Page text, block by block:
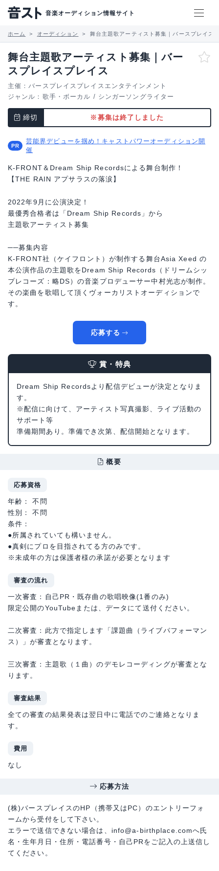
音楽オーディション情報サイト
ホーム オーディション 舞台主題歌アーティスト募集｜バースプレイス
舞台主題歌アーティスト募集｜バー
スプレイスプレイス
主催：バースプレイスプレイスエンタテインメント
ジャンル： 歌手・ボーカル / シンガーソングライター
締切 ※募集は終了しました
芸能界デビューを掴め！キャストパワーオーディション開
催
K-FRONT＆Dream Ship Recordsによる舞台制作！
【THE RAIN アプサラスの落涙】
2022年9月に公演決定！
最優秀合格者は「Dream Ship Records」から
主題歌アーティスト募集
──募集内容
K-FRONT社（ケイフロント）が制作する舞台Asia Xeed の
本公演作品の主題歌をDream Ship Records（ドリームシッ
プレコーズ：略DS）の音楽プロデューサー中村光志が制作。
その楽曲を歌唱して頂くヴォーカリストオーディションで
す。
応募する
賞・特典
Dream Ship Recordsより配信デビューが決定となりま
す。
※配信に向けて、アーティスト写真撮影、ライブ活動の
サポート等
準備期間あり。準備でき次第、配信開始となります。
概要
応募資格
年齢： 不問
性別： 不問
条件：
●所属されていても構いません。
●真剣にプロを目指されてる方のみです。
※未成年の方は保護者様の承諾が必要となります
審査の流れ
一次審査：自己PR・既存曲の歌唱映像(1番のみ)
限定公開のYouTubeまたは、データにて送付ください。
二次審査：此方で指定します「課題曲（ライブパフォーマン
ス）」が審査となります。
三次審査：主題歌（１曲）のデモレコーディングが審査とな
ります。
審査結果
全ての審査の結果発表は翌日中に電話でのご連絡となりま
す。
費用
なし
応募方法
(株)バースプレイスのHP（携帯又はPC）のエントリーフォ
ームから受付をして下さい。
エラーで送信できない場合は、info@a-birthplace.comへ氏
名・生年月日・住所・電話番号・自己PRをご記入の上送信し
てください。